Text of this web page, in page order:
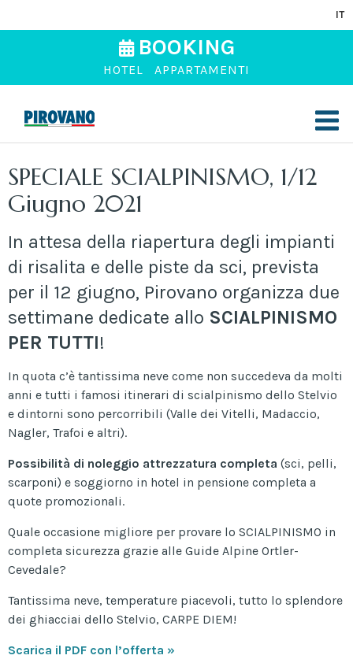
IT
BOOKING
HOTEL APPARTAMENTI
SPECIALE SCIALPINISMO, 1/12
Giugno 2021
In attesa della riapertura degli impianti
di risalita e delle piste da sci, prevista
per il 12 giugno, Pirovano organizza due
settimane dedicate allo SCIALPINISMO
PER TUTTI!
In quota c’è tantissima neve come non succedeva da molti
anni e tutti i famosi itinerari di scialpinismo dello Stelvio
e dintorni sono percorribili (Valle dei Vitelli, Madaccio,
Nagler, Trafoi e altri).
Possibilità di noleggio attrezzatura completa (sci, pelli,
scarponi) e soggiorno in hotel in pensione completa a
quote promozionali.
Quale occasione migliore per provare lo SCIALPINISMO in
completa sicurezza grazie alle Guide Alpine Ortler-
Cevedale?
Tantissima neve, temperature piacevoli, tutto lo splendore
dei ghiacciai dello Stelvio, CARPE DIEM!
Scarica il PDF con l’offerta »